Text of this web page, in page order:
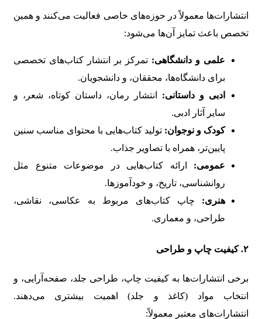
انتشارات‌ها معمولاً در حوزه‌های خاصی فعالیت می‌کنند و همین
تخصص باعث تمایز آن‌ها می‌شود:
علمی و دانشگاهی: تمرکز بر انتشار کتاب‌های تخصصی
برای دانشگاه‌ها، محققان، و دانشجویان.
ادبی و داستانی: انتشار رمان، داستان کوتاه، شعر، و
سایر آثار ادبی.
کودک و نوجوان: تولید کتاب‌هایی با محتوای مناسب سنین
پایین‌تر، همراه با تصاویر جذاب.
عمومی: ارائه کتاب‌هایی در موضوعات متنوع مثل
روانشناسی، تاریخ، و خودآموزها.
هنری: چاپ کتاب‌های مربوط به عکاسی، نقاشی،
طراحی، و معماری.
۲. کیفیت چاپ و طراحی
برخی انتشارات‌ها به کیفیت چاپ، طراحی جلد، صفحه‌آرایی، و
انتخاب مواد (کاغذ و جلد) اهمیت بیشتری می‌دهند.
انتشارات‌های معتبر معمولاً: